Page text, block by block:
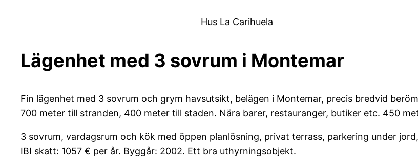
Hus La Carihuela
Lägenhet med 3 sovrum i Montemar
Fin lägenhet med 3 sovrum och grym havsutsikt, belägen i Montemar, precis bredvid
700 meter till stranden, 400 meter till staden. Nära barer, restauranger, butiker etc. 450
3 sovrum, vardagsrum och kök med öppen planlösning, privat terrass, parkering under
IBI skatt: 1057 € per år. Byggår: 2002. Ett bra uthyrningsobjekt.